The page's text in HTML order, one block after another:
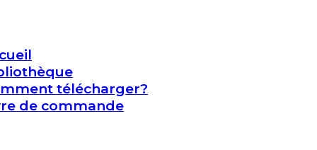
télécharger?
de commande